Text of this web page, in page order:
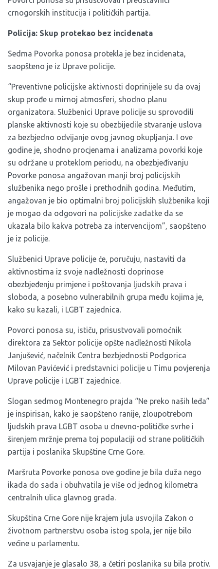
crnogorskih institucija i političkih partija.
Policija: Skup protekao bez incidenata
Sedma Povorka ponosa protekla je bez incidenata,
saopšteno je iz Uprave policije.
“Preventivne policijske aktivnosti doprinijele su da ovaj
skup prođe u mirnoj atmosferi, shodno planu
organizatora. Službenici Uprave policije su sprovodili
planske aktivnosti koje su obezbijedile stvaranje uslova
za bezbjedno odvijanje ovog javnog okupljanja. I ove
godine je, shodno procjenama i analizama povorki koje
su održane u proteklom periodu, na obezbjeđivanju
Povorke ponosa angažovan manji broj policijskih
službenika nego prošle i prethodnih godina. Međutim,
angažovan je bio optimalni broj policijskih službenika koji
je mogao da odgovori na policijske zadatke da se
ukazala bilo kakva potreba za intervencijom”, saopšteno
je iz policije.
Službenici Uprave policije će, poručuju, nastaviti da
aktivnostima iz svoje nadležnosti doprinose
obezbjeđenju primjene i poštovanja ljudskih prava i
sloboda, a posebno vulnerabilnih grupa među kojima je,
kako su kazali, i LGBT zajednica.
Povorci ponosa su, ističu, prisustvovali pomoćnik
direktora za Sektor policije opšte nadležnosti Nikola
Janjušević, načelnik Centra bezbjednosti Podgorica
Milovan Pavićević i predstavnici policije u Timu povjerenja
Uprave policije i LGBT zajednice.
Slogan sedmog Montenegro prajda “Ne preko naših leđa”
je inspirisan, kako je saopšteno ranije, zloupotrebom
ljudskih prava LGBT osoba u dnevno-političke svrhe i
širenjem mržnje prema toj populaciji od strane političkih
partija i poslanika Skupštine Crne Gore.
Maršruta Povorke ponosa ove godine je bila duža nego
ikada do sada i obuhvatila je više od jednog kilometra
centralnih ulica glavnog grada.
Skupština Crne Gore nije krajem jula usvojila Zakon o
životnom partnerstvu osoba istog spola, jer nije bilo
većine u parlamentu.
Za usvajanje je glasalo 38, a četiri poslanika su bila protiv.